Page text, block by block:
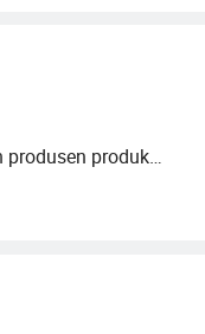
produsen produk
ISO13485
Town,